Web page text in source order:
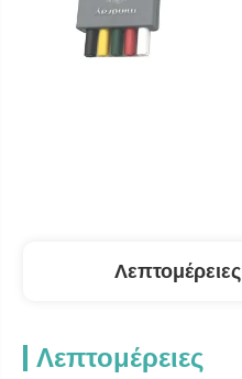
Λεπτομέρειες
Λεπτομέρειες